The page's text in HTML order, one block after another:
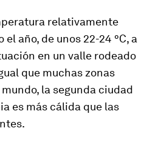
relativamente
año, de unos 22-24 °C, a
en un valle rodeado
que muchas zonas
la segunda ciudad
es más cálida que las